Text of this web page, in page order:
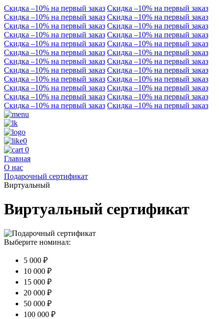
Скидка –10% на первый заказ Скидка –10% на первый заказ
Скидка –10% на первый заказ Скидка –10% на первый заказ
Скидка –10% на первый заказ Скидка –10% на первый заказ
Скидка –10% на первый заказ Скидка –10% на первый заказ
Скидка –10% на первый заказ Скидка –10% на первый заказ
Скидка –10% на первый заказ Скидка –10% на первый заказ
Скидка –10% на первый заказ Скидка –10% на первый заказ
Скидка –10% на первый заказ Скидка –10% на первый заказ
Скидка –10% на первый заказ Скидка –10% на первый заказ
Скидка –10% на первый заказ Скидка –10% на первый заказ
Скидка –10% на первый заказ Скидка –10% на первый заказ
Скидка –10% на первый заказ Скидка –10% на первый заказ
0
0
Главная
О нас
Подарочный сертификат
Виртуальный
Виртуальный сертификат
Выберите номинал:
5 000 ₽
10 000 ₽
15 000 ₽
20 000 ₽
50 000 ₽
100 000 ₽